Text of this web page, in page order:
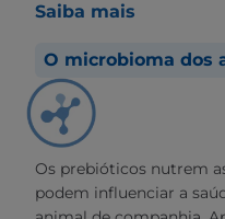
Saiba mais
O microbioma dos
Os prebióticos nutrem
podem influenciar a